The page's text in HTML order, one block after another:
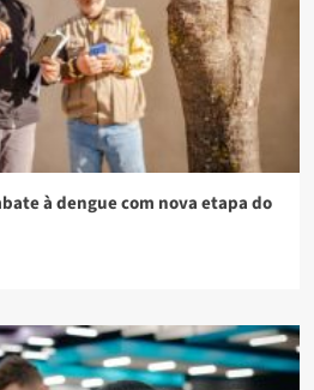
à dengue com nova etapa do